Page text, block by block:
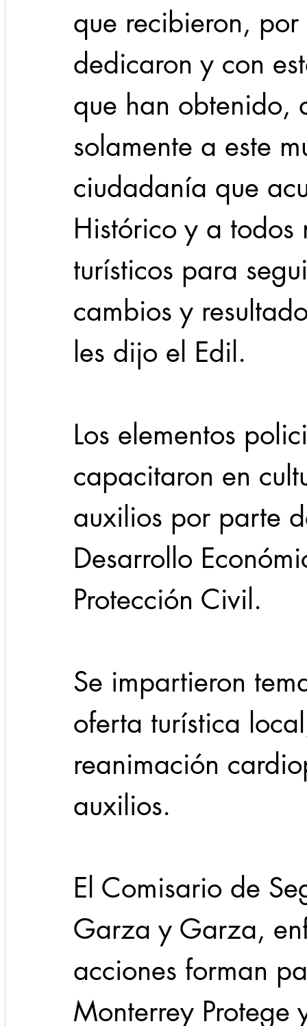
que recibieron,
dedicaron y con
que han
solamente a este
ciudadanía que
Histórico y a
turísticos para
cambios y
les dijo el Edil.
Los elementos
capacitaron en
auxilios por parte
Desarrollo
Protección Civil.
Se impartieron
oferta turística
reanimación
auxilios.
El Comisario de
Garza y Garza,
acciones forman
Monterrey Protege